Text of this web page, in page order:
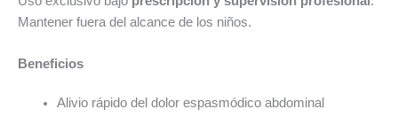
Mantener fuera del alcance de los niños.
Beneficios
Alivio rápido del dolor espasmódico abdominal